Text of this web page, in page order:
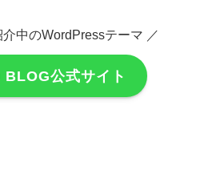
中のWordPressテーマ ／
BLOG公式サイト